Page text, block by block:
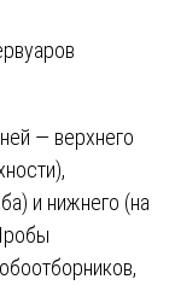
— верхнего
и нижнего (на